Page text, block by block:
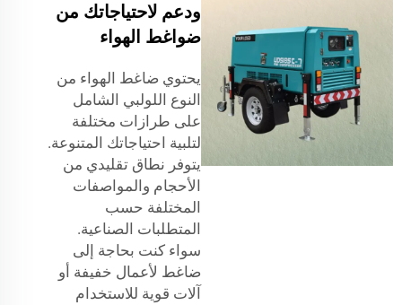
ودعم لاحتياجاتك من
ضواغط الهواء
يحتوي ضاغط الهواء من
النوع اللولبي الشامل
على طرازات مختلفة
لتلبية احتياجاتك المتنوعة.
يتوفر نطاق تقليدي من
الأحجام والمواصفات
المختلفة حسب
المتطلبات الصناعية.
سواء كنت بحاجة إلى
ضاغط لأعمال خفيفة أو
آلات قوية للاستخدام